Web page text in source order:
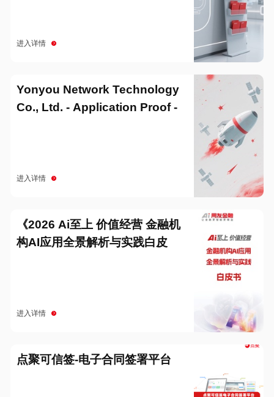
进入详情
Yonyou Network Technology
Co., Ltd. - Application Proof -
进入详情
《2026 Ai至上 价值经营 金融机
构AI应用全景解析与实践白皮
进入详情
点聚可信签-电子合同签署平台